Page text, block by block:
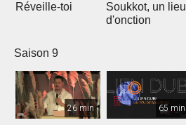
Réveille-toi
Soukkot, un lieu
d'onction
Saison 9
26 min 65 min